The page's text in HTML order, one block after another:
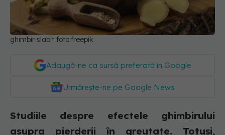
ghimbir slabit foto:freepik
Adaugă-ne ca sursă preferată în Google
Urmărește-ne pe Google News
Studiile despre efectele ghimbirului
asupra pierderii în greutate. Totuși,